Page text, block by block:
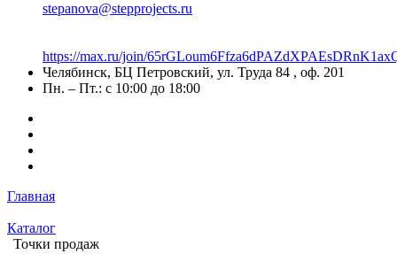
stepanova@stepprojects.ru
https://max.ru/join/
Челябинск, БЦ Петровский, ул. Труда 84 , оф. 201
Пн. – Пт.: с 10:00 до 18:00
Главная
Каталог
Точки продаж